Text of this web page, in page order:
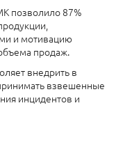
позволило 87%
и мотивацию
продаж.
внедрить в
взвешенные
инцидентов и